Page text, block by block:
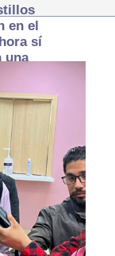
en el
sí
una
y